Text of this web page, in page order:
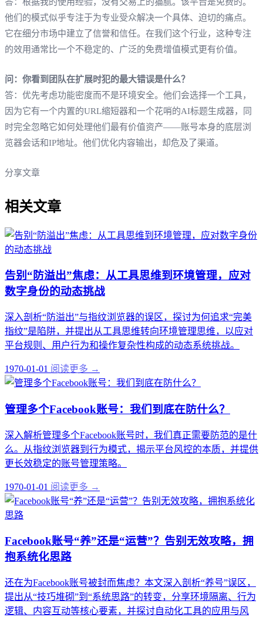
他们的模式似乎专注于为专业受众解决一个具体、迫切的痛点。
它在细分市场中建立了信誉和信任。在我们这个行业，这种专注
的效用通常比一个不稳定的、广泛的免费增值模式更有价值。
问：你看到团队在扩展时犯的最大错误是什么？
答：优先考虑功能密度而不是环境安全。他们会选择一个工具，
因为它有一个内置的URL缩短器和一个花哨的AI标题生成器，同
时完全忽略它如何处理他们最有价值资产——账号本身的底层浏
览器会话和IP地址。他们优化内容输出，却危及了渠道。
分享文章
相关文章
告别“防溢出”焦虑：从工具思维到环境管理，应对
数字身份的动态挑战
深入剖析“防溢出”与指纹浏览器的误区，探讨为何追求“完美
指纹”是陷阱，并提出从工具思维转向环境管理思维，以应对
平台规则、用户行为和操作复杂性构成的动态系统挑战。
1970-01-01 阅读更多 →
管理多个Facebook账号：我们到底在防什么？
深入解析管理多个Facebook账号时，我们真正需要防范的是什
么。从指纹浏览器到行为模式，揭示平台风控的本质，并提供
更长效稳定的账号管理策略。
1970-01-01 阅读更多 →
Facebook账号“养”还是“运营”？告别无效攻略，拥
抱系统化思路
还在为Facebook账号被封而焦虑？本文深入剖析“养号”误区，
提出从“技巧堆砌”到“系统思路”的转变，分享环境隔离、行为
逻辑、内容互动等核心要素，并探讨自动化工具的应用与风